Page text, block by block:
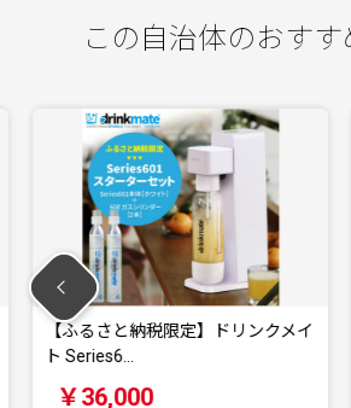
この自治体のおす
ドリンクメイ
【シングルサイズ】フ